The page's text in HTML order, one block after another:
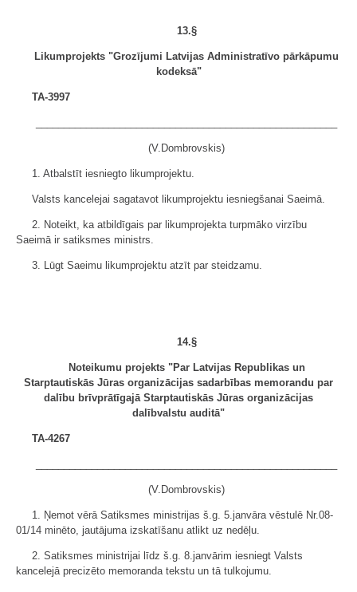
13.§
Likumprojekts "Grozījumi Latvijas Administratīvo pārkāpumu
kodeksā"
TA-3997
(V.Dombrovskis)
1. Atbalstīt iesniegto likumprojektu.
Valsts kancelejai sagatavot likumprojektu iesniegšanai Saeimā.
2. Noteikt, ka atbildīgais par likumprojekta turpmāko virzību
Saeimā ir satiksmes ministrs.
3. Lūgt Saeimu likumprojektu atzīt par steidzamu.
14.§
Noteikumu projekts "Par Latvijas Republikas un
Starptautiskās Jūras organizācijas sadarbības memorandu par
dalību brīvprātīgajā Starptautiskās Jūras organizācijas
dalībvalstu auditā"
TA-4267
(V.Dombrovskis)
1. Ņemot vērā Satiksmes ministrijas š.g. 5.janvāra vēstulē Nr.08-
01/14 minēto, jautājuma izskatīšanu atlikt uz nedēļu.
2. Satiksmes ministrijai līdz š.g. 8.janvārim iesniegt Valsts
kancelejā precizēto memoranda tekstu un tā tulkojumu.